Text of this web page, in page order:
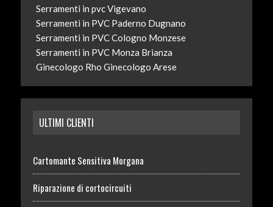
Serramenti in pvc Vigevano
Serramenti in PVC Paderno Dugnano
Serramenti in PVC Cologno Monzese
Serramenti in PVC Monza Brianza
Ginecologo Rho Ginecologo Arese
ULTIMI CLIENTI
Cartomante Sensitiva Morgana
Riparazione di cortocircuiti